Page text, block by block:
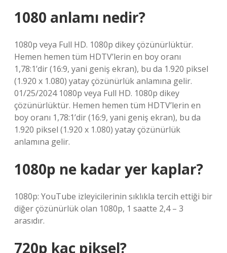
1080 anlamı nedir?
1080p veya Full HD. 1080p dikey çözünürlüktür.
Hemen hemen tüm HDTV’lerin en boy oranı
1,78:1’dir (16:9, yani geniş ekran), bu da 1.920 piksel
(1.920 x 1.080) yatay çözünürlük anlamına gelir.
01/25/2024 1080p veya Full HD. 1080p dikey
çözünürlüktür. Hemen hemen tüm HDTV’lerin en
boy oranı 1,78:1’dir (16:9, yani geniş ekran), bu da
1.920 piksel (1.920 x 1.080) yatay çözünürlük
anlamına gelir.
1080p ne kadar yer kaplar?
1080p: YouTube izleyicilerinin sıklıkla tercih ettiği bir
diğer çözünürlük olan 1080p, 1 saatte 2,4 – 3
arasıdır.
720p kaç piksel?